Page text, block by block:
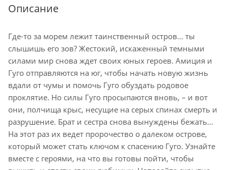
Описание
Где-то за морем лежит таинственный остров… ты
слышишь его зов? Жестокий, искаженный темными
силами мир снова ждет своих юных героев. Амиция и
Гуго отправляются на юг, чтобы начать новую жизнь
вдали от чумы и помочь Гуго обуздать родовое
проклятие. Но силы Гуго просыпаются вновь, – и вот
они, полчища крыс, несущие на серых спинах смерть и
разрушение. Брат и сестра снова вынуждены бежать...
На этот раз их ведет пророчество о далеком острове,
который может стать ключом к спасению Гуго. Узнайте
вместе с героями, на что вы готовы пойти, чтобы